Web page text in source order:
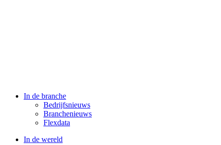
In de branche
Bedrijfsnieuws
Branchenieuws
Flexdata
In de wereld